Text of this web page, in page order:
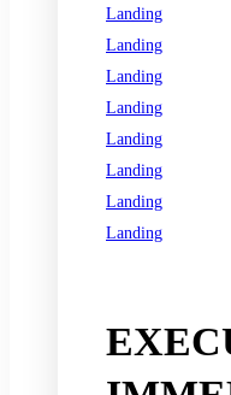
Landing
Landing
Landing
Landing
Landing
Landing
Landing
Landing